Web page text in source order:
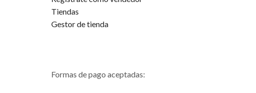
Tiendas
Gestor de tienda
Formas de pago aceptadas: